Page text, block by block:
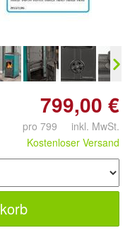
799,00 €
pro 799 inkl. MwSt.
Kostenloser Versand